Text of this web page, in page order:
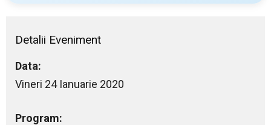
Detalii Eveniment
Data:
Vineri 24 Ianuarie 2020
Program: